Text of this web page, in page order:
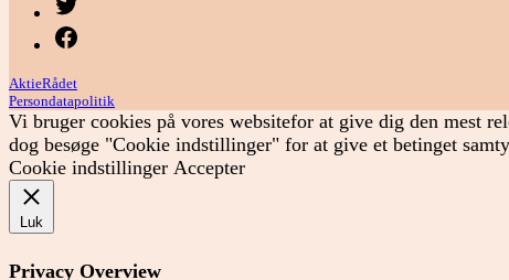
AktieRådet
Persondatapolitik
Vi bruger cookies på vores websitefor at give dig den mest
dog besøge "Cookie indstillinger" for at give et betinget
Cookie indstillinger Accepter
Luk
Privacy Overview